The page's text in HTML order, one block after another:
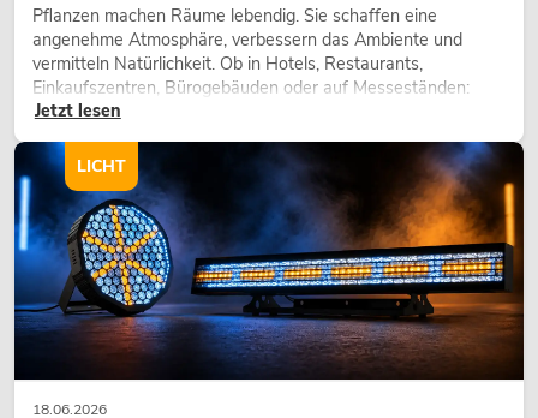
Pflanzen machen Räume lebendig. Sie schaffen eine
angenehme Atmosphäre, verbessern das Ambiente und
vermitteln Natürlichkeit. Ob in Hotels, Restaurants,
Einkaufszentren, Bürogebäuden oder auf Messeständen:
eine hochwertige Begrünung gehört heute längst zum
Jetzt lesen
18.06.2026
LICHT